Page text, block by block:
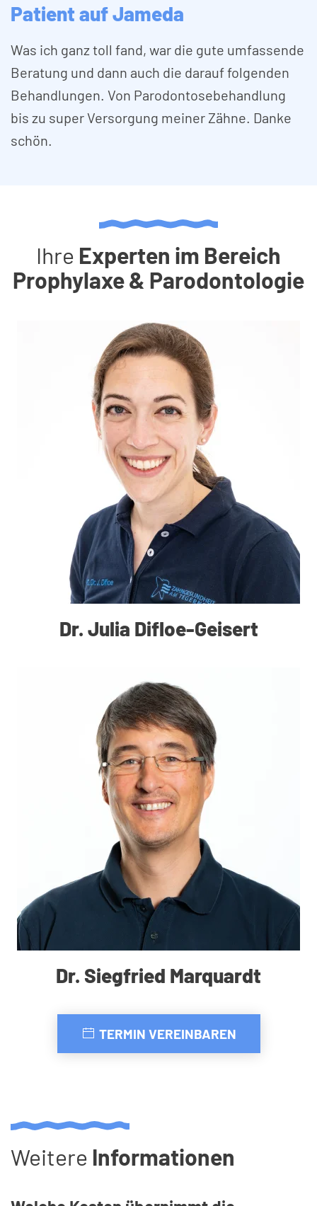
Patient auf Jameda
Was ich ganz toll fand, war die gute umfas­sende
Bera­tung und dann auch die darauf fol­genden
Behand­lungen. Von Paro­dontose­behandlung
bis zu super Ver­sorgung meiner Zähne. Danke
schön.
Ihre Experten im Bereich
Prophylaxe & Parodontologie
Dr. Julia Difloe-Geisert
Dr. Siegfried Marquardt
TERMIN VEREINBAREN
Weitere Informationen